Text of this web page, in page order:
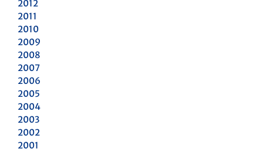
2012
2011
2010
2009
2008
2007
2006
2005
2004
2003
2002
2001